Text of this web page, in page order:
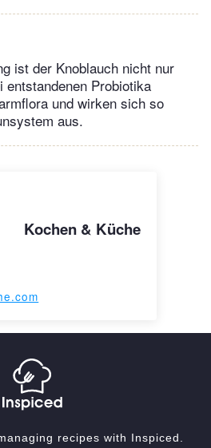
ist der Knoblauch nicht nur
entstandenen Probiotika
und wirken sich so
aus.
Kochen & Küche
recipes with Inspiced.